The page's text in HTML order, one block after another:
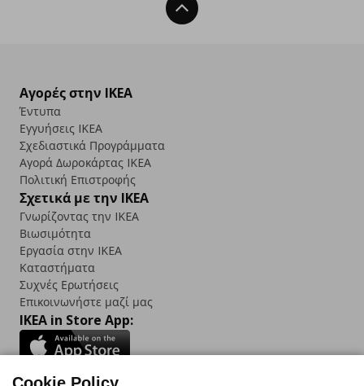
Back To Top
Αγορές στην IKEA
Έντυπα
Εγγυήσεις IKEA
Σχεδιαστικά Προγράμματα
Αγορά Δωρoκάρτας IKEA
Πολιτική Επιστροφής
Σχετικά με την IKEA
Γνωρίζοντας την IKEA
Βιωσιμότητα
Εργασία στην IKEA
Καταστήματα
Συχνές Ερωτήσεις
Επικοινωνήστε μαζί μας
IKEA in Store App: